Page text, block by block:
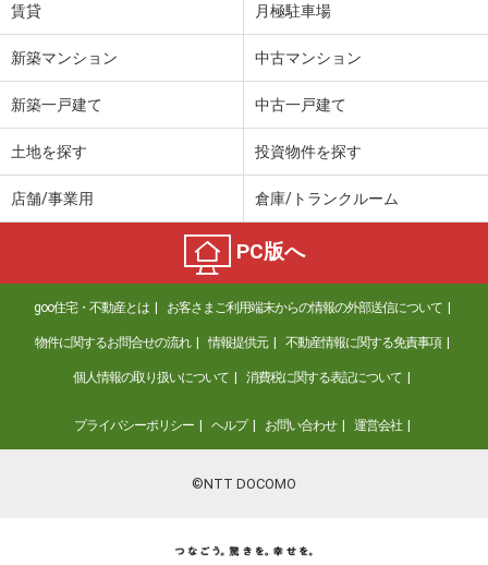
賃貸 月極駐車場
新築マンション 中古マンション
新築一戸建て 中古一戸建て
土地を探す 投資物件を探す
店舗/事業用 倉庫/トランクルーム
PC版へ
goo住宅・不動産とは お客さまご利用端末からの情報の外部送信について
物件に関するお問合せの流れ 情報提供元 不動産情報に関する免責事項
個人情報の取り扱いについて 消費税に関する表記について
プライバシーポリシー ヘルプ お問い合わせ 運営会社
©NTT DOCOMO